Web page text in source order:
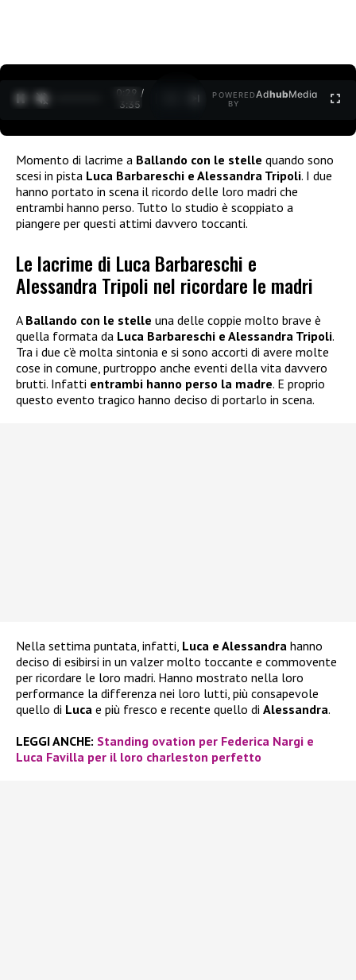
0:30 /
3:35
POWERED
BY
AdhubMedia
Momento di lacrime a Ballando con le stelle quando sono
scesi in pista Luca Barbareschi e Alessandra Tripoli. I due
hanno portato in scena il ricordo delle loro madri che
entrambi hanno perso. Tutto lo studio è scoppiato a
piangere per questi attimi davvero toccanti.
Le lacrime di Luca Barbareschi e
Alessandra Tripoli nel ricordare le madri
A Ballando con le stelle una delle coppie molto brave è
quella formata da Luca Barbareschi e Alessandra Tripoli.
Tra i due c’è molta sintonia e si sono accorti di avere molte
cose in comune, purtroppo anche eventi della vita davvero
brutti. Infatti entrambi hanno perso la madre. E proprio
questo evento tragico hanno deciso di portarlo in scena.
Nella settima puntata, infatti, Luca e Alessandra hanno
deciso di esibirsi in un valzer molto toccante e commovente
per ricordare le loro madri. Hanno mostrato nella loro
performance la differenza nei loro lutti, più consapevole
quello di Luca e più fresco e recente quello di Alessandra.
LEGGI ANCHE: Standing ovation per Federica Nargi e
Luca Favilla per il loro charleston perfetto